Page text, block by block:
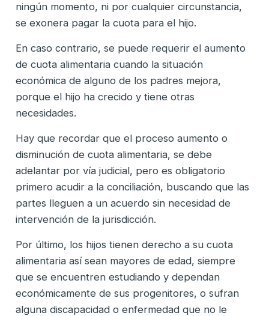
ningún momento, ni por cualquier circunstancia,
se exonera pagar la cuota para el hijo.
En caso contrario, se puede requerir el aumento
de cuota alimentaria cuando la situación
económica de alguno de los padres mejora,
porque el hijo ha crecido y tiene otras
necesidades.
Hay que recordar que el proceso aumento o
disminución de cuota alimentaria, se debe
adelantar por vía judicial, pero es obligatorio
primero acudir a la conciliación, buscando que las
partes lleguen a un acuerdo sin necesidad de
intervención de la jurisdicción.
Por último, los hijos tienen derecho a su cuota
alimentaria así sean mayores de edad, siempre
que se encuentren estudiando y dependan
económicamente de sus progenitores, o sufran
alguna discapacidad o enfermedad que no le